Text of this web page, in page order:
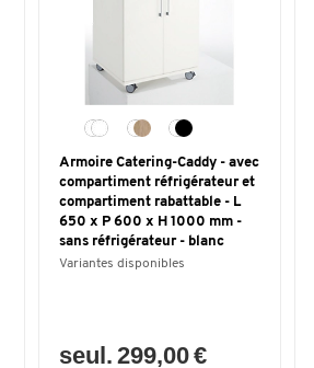
Armoire Catering-Caddy - avec
compartiment réfrigérateur et
compartiment rabattable - L
650 x P 600 x H 1000 mm -
sans réfrigérateur - blanc
Variantes disponibles
seul. 299,00 €